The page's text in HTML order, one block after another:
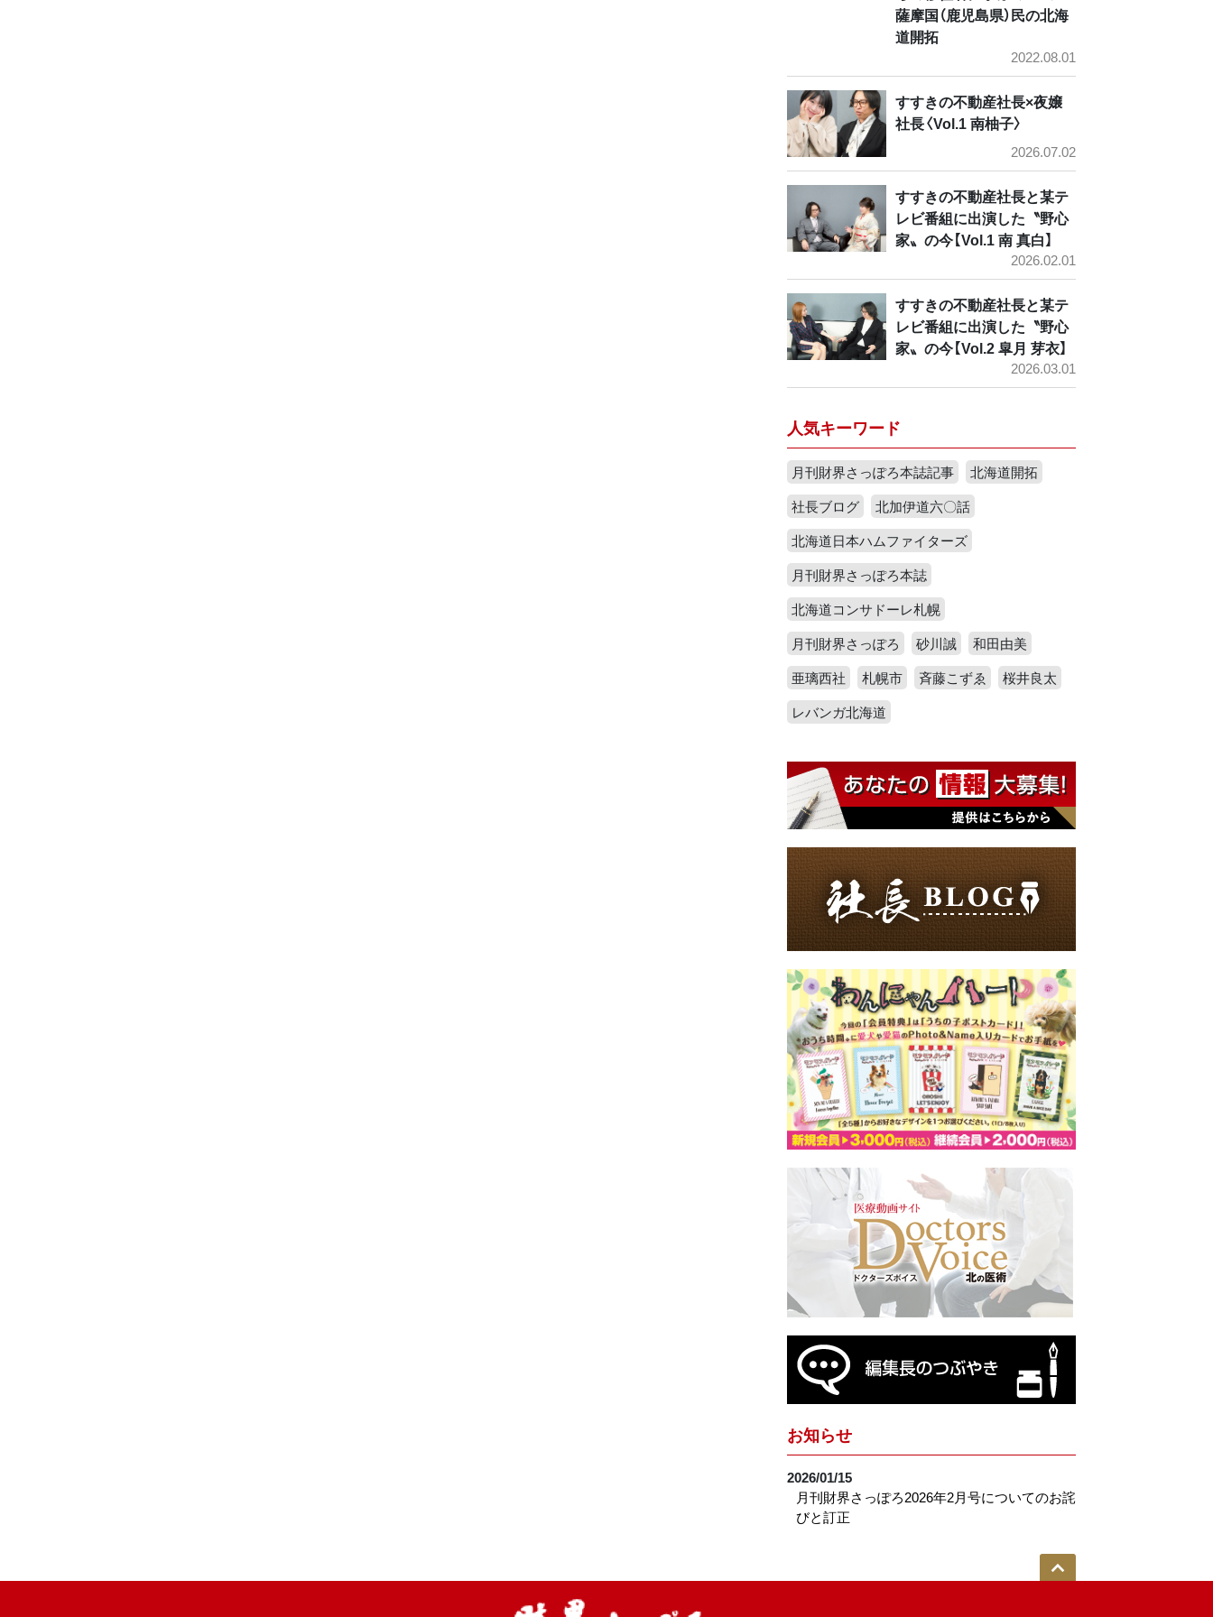
薩摩国（鹿児島県）民の北海
道開拓
2022.08.01
すすきの不動産社長×夜嬢
社長〈Vol.1 南柚子〉
2026.07.02
すすきの不動産社長と某テ
レビ番組に出演した〝野心
家〟の今【Vol.1 南 真白】
2026.02.01
すすきの不動産社長と某テ
レビ番組に出演した〝野心
家〟の今【Vol.2 皐月 芽衣】
2026.03.01
人気キーワード
月刊財界さっぽろ本誌記事
北海道開拓
社長ブログ
北加伊道六〇話
北海道日本ハムファイターズ
月刊財界さっぽろ本誌
北海道コンサドーレ札幌
月刊財界さっぽろ
砂川誠
和田由美
亜璃西社
札幌市 斉藤こずゑ
桜井良太
レバンガ北海道
お知らせ
2026/01/15
月刊財界さっぽろ2026年2月号についてのお詫
びと訂正